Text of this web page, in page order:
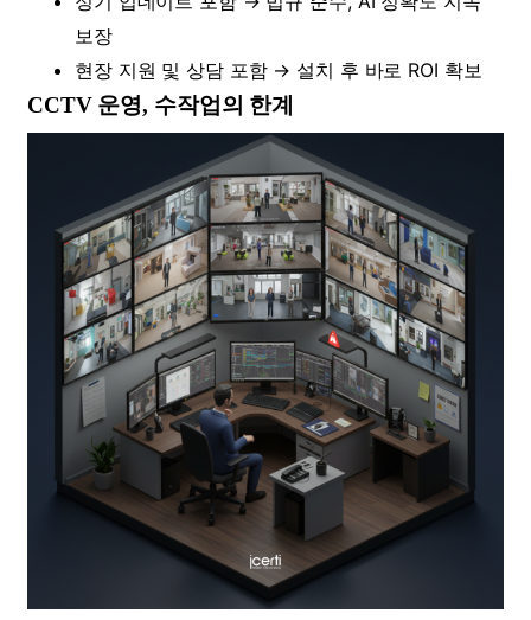
보장
현장 지원 및 상담 포함 → 설치 후 바로 ROI 확보
CCTV 운영, 수작업의 한계